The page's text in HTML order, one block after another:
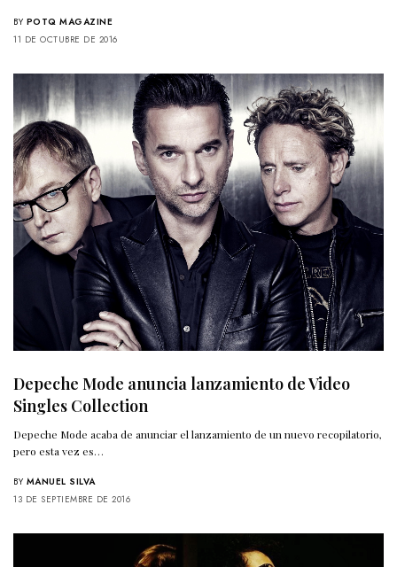
BY POTQ MAGAZINE
11 DE OCTUBRE DE 2016
Depeche Mode anuncia lanzamiento de Video
Singles Collection
Depeche Mode acaba de anunciar el lanzamiento de un nuevo recopilatorio,
pero esta vez es…
BY MANUEL SILVA
13 DE SEPTIEMBRE DE 2016